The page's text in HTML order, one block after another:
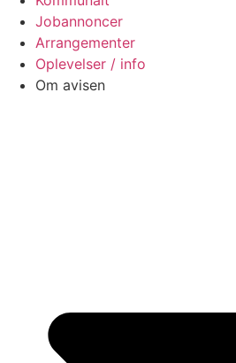
Jobannoncer
Arrangementer
Oplevelser / info
Om avisen